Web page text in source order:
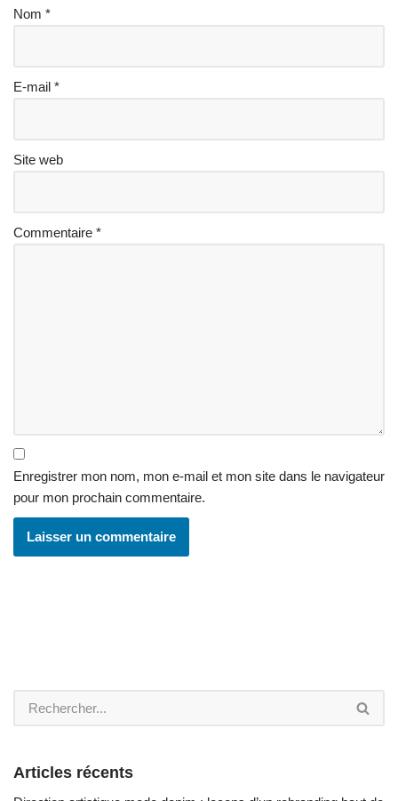
Nom *
E-mail *
Site web
Commentaire *
Enregistrer mon nom, mon e-mail et mon site dans le navigateur
pour mon prochain commentaire.
Articles récents